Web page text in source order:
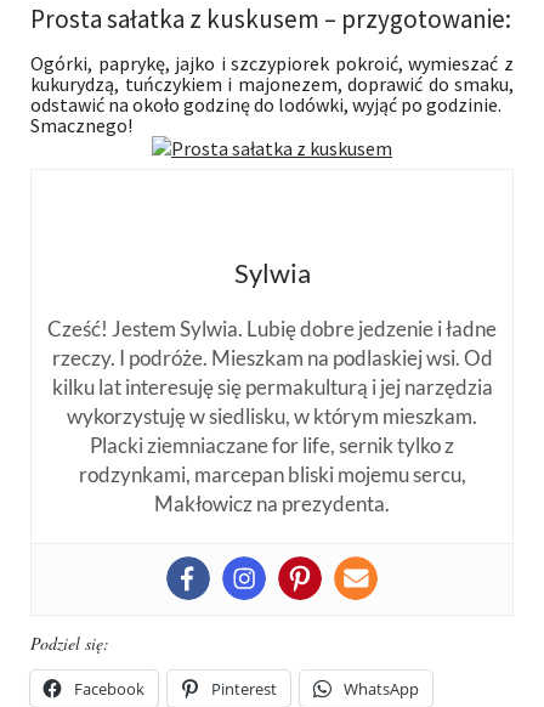
Prosta sałatka z kuskusem – przygotowanie:
Ogórki, paprykę, jajko i szczypiorek pokroić, wymieszać z
kukurydzą, tuńczykiem i majonezem, doprawić do smaku,
odstawić na około godzinę do lodówki, wyjąć po godzinie.
Smacznego!
Sylwia
Cześć! Jestem Sylwia. Lubię dobre jedzenie i ładne
rzeczy. I podróże. Mieszkam na podlaskiej wsi. Od
kilku lat interesuję się permakulturą i jej narzędzia
wykorzystuję w siedlisku, w którym mieszkam.
Placki ziemniaczane for life, sernik tylko z
rodzynkami, marcepan bliski mojemu sercu,
Makłowicz na prezydenta.
Podziel się:
Facebook Pinterest WhatsApp